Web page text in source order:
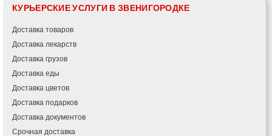
КУРЬЕРСКИЕ УСЛУГИ В ЗВЕНИГОРОДКЕ
Доставка товаров
Доставка лекарств
Доставка грузов
Доставка еды
Доставка цветов
Доставка подарков
Доставка документов
Срочная доставка
Гадяч
Гатное
Глеваха
Горишние Плавни
Гостомель
Харьков
Херсон
Хмельницкий
Хмельник